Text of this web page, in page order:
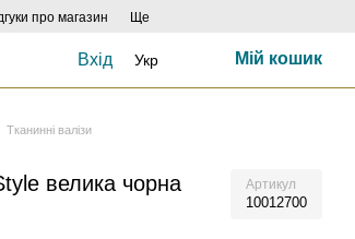
про магазин Ще
Вхід Укр Мій кошик
Тканинні валізи
велика чорна
Артикул
10012700